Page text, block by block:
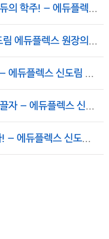
원장인 나는 학생들의 사랑을 받는 에듀의 학주! – 에듀플렉스 신도림 학원
건강한 성장, 계기가 필요하다! – 신도림 에듀플렉스 원장의 일기
스스로 껍데기를 벗어낼 수 있도록… – 에듀플렉스 신도림 대표원장 채석
먹이고 보살피고, 관심과 애정으로 이끌자 – 에듀플렉스 신도림 학원 임세진 총괄원장
늘 새로운 시작, 항상 깨어있어야 한다! – 에듀플렉스 신도림 학원